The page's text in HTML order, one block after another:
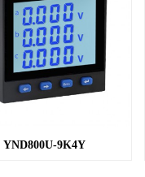
YND800U-9K4Y